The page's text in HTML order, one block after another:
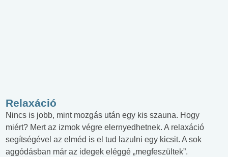
Relaxáció
Nincs is jobb, mint mozgás után egy kis szauna. Hogy
miért? Mert az izmok végre elernyedhetnek. A relaxáció
segítségével az elméd is el tud lazulni egy kicsit. A sok
aggódásban már az idegek eléggé „megfeszültek”.